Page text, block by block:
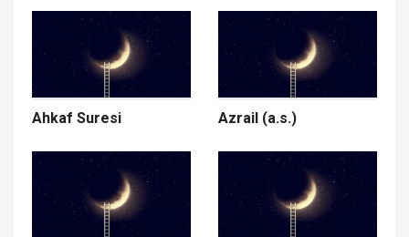
Ahkaf Suresi Azrail (a.s.)